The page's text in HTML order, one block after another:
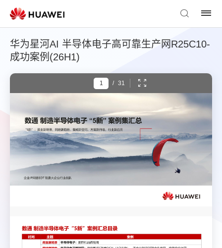
华为星河AI 半导体电子高可靠生产网R25C10-
成功案例(26H1)
/ 31